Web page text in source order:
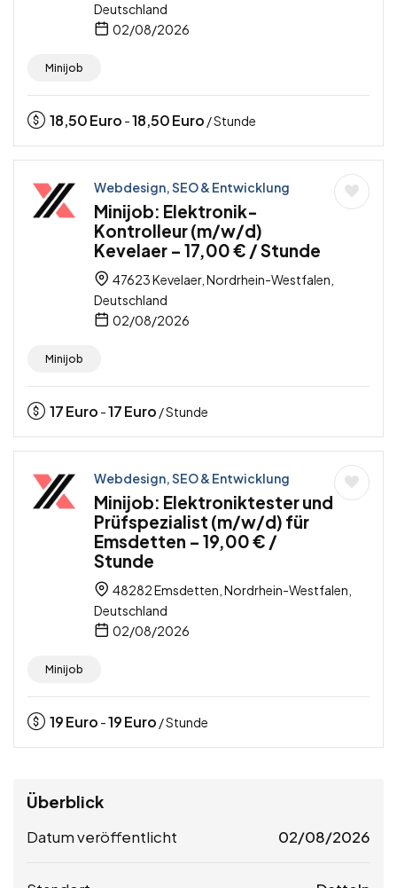
Deutschland
02/08/2026
Minijob
18,50Euro -18,50Euro / Stunde
Webdesign, SEO & Entwicklung
Minijob: Elektronik-
Kontrolleur (m/w/d)
Kevelaer – 17,00 € / Stunde
47623 Kevelaer, Nordrhein-Westfalen,
Deutschland
02/08/2026
Minijob
17Euro -17Euro / Stunde
Webdesign, SEO & Entwicklung
Minijob: Elektroniktester und
Prüfspezialist (m/w/d) für
Emsdetten – 19,00 € /
Stunde
48282 Emsdetten, Nordrhein-Westfalen,
Deutschland
02/08/2026
Minijob
19Euro -19Euro / Stunde
Überblick
Datum veröffentlicht 02/08/2026